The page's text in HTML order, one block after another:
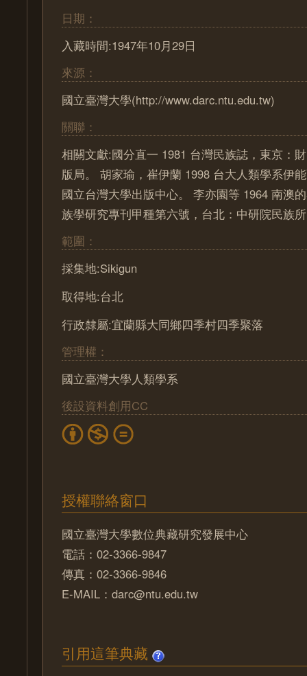
日期：
入藏時間:1947年10月29日
來源：
國立臺灣大學(http://www.darc.ntu.edu.tw)
關聯：
相關文獻:國分直一 1981 台灣民族誌，東京：
版局。 胡家瑜，崔伊蘭 1998 台大人類學系伊
國立台灣大學出版中心。 李亦園等 1964 南澳
族學研究專刊甲種第六號，台北：中研院民族
範圍：
採集地:Sikigun
取得地:台北
行政隸屬:宜蘭縣大同鄉四季村四季聚落
管理權：
國立臺灣大學人類學系
後設資料創用CC
授權聯絡窗口
國立臺灣大學數位典藏研究發展中心
電話：02-3366-9847
傳真：02-3366-9846
E-MAIL：darc@ntu.edu.tw
引用這筆典藏